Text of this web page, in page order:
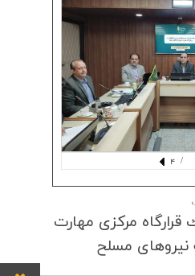
/ 4
مركزی مهارت
نیروهای مسلح